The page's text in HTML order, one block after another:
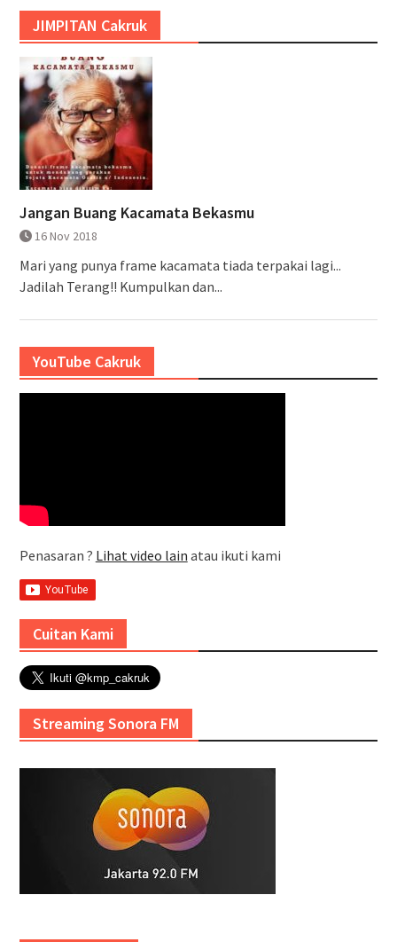
JIMPITAN Cakruk
Jangan Buang Kacamata Bekasmu
16 Nov 2018
Mari yang punya frame kacamata tiada terpakai lagi...
Jadilah Terang!! Kumpulkan dan...
YouTube Cakruk
Penasaran ? Lihat video lain atau ikuti kami
Cuitan Kami
Streaming Sonora FM